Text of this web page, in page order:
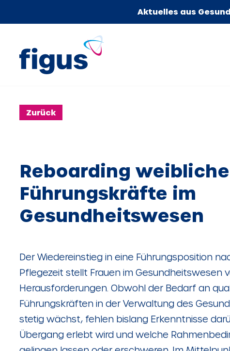
Aktuelles aus
Zurück
Reboarding
Führungskräfte im
Gesundheitswesen
Der Wiedereinstieg in eine Führungsposition
Pflegezeit stellt Frauen im Gesundheitswesen
Herausforderungen. Obwohl der Bedarf an
Führungskräften in der Verwaltung des
stetig wächst, fehlen bislang Erkenntnisse
Übergang erlebt wird und welche